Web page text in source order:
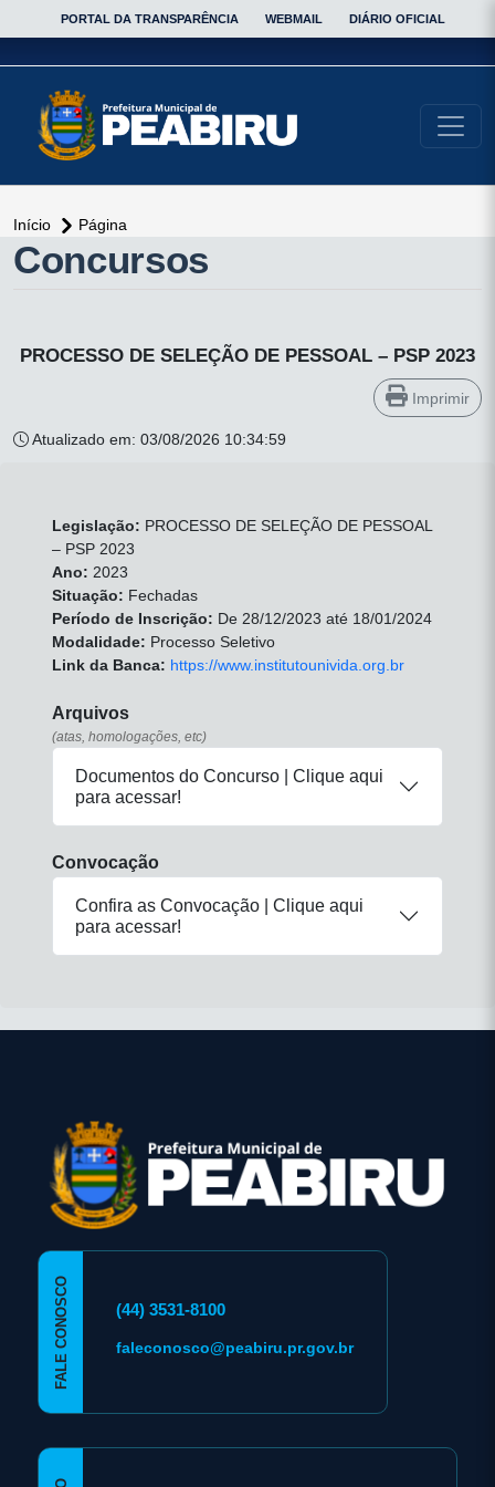
PORTAL DA TRANSPARÊNCIA WEBMAIL DIÁRIO OFICIAL
Início Página
Concursos
PROCESSO DE SELEÇÃO DE PESSOAL – PSP 2023
Imprimir
Atualizado em: 03/08/2026 10:34:59
Legislação: PROCESSO DE SELEÇÃO DE PESSOAL
– PSP 2023
Ano: 2023
Situação: Fechadas
Período de Inscrição: De 28/12/2023 até 18/01/2024
Modalidade: Processo Seletivo
Link da Banca: https://www.institutounivida.org.br
Arquivos
(atas, homologações, etc)
Documentos do Concurso | Clique aqui
para acessar!
Convocação
Confira as Convocação | Clique aqui
para acessar!
FALE CONOSCO (44) 3531-8100
faleconosco@peabiru.pr.gov.br